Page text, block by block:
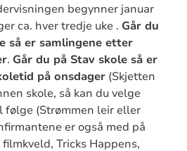
begynner januar
ca. hver tredje uke . Går du
så er samlingene etter
. Går du på Stav skole så er
på onsdager(Skjetten
skole, så kan du velge
følge (Strømmen leir eller
er også med på
Tricks Happens,